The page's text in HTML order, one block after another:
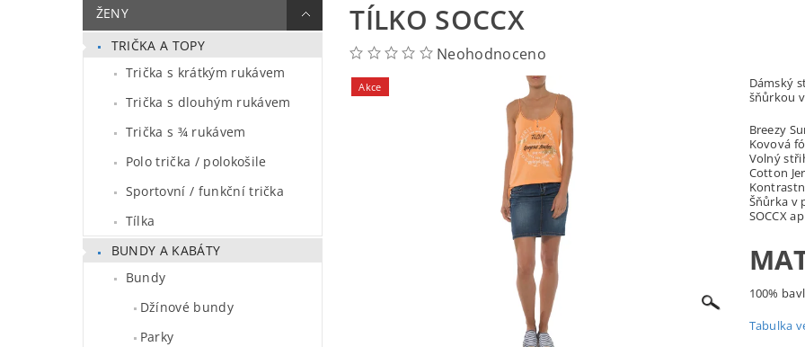
ŽENY
TRIČKA A TOPY
Trička s krátkým rukávem
Trička s dlouhým rukávem
Trička s ¾ rukávem
Polo trička / polokošile
Sportovní / funkční trička
Tílka
BUNDY A KABÁTY
Bundy
Džínové bundy
Parky
TÍLKO SOCCX
Neohodnoceno
Akce
Dámský
šňůrkou
Breezy
Kovová
Volný
Cotton
Šňůrka v
SOCCX
100%
Tabulka